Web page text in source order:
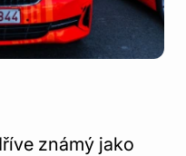
známý jako